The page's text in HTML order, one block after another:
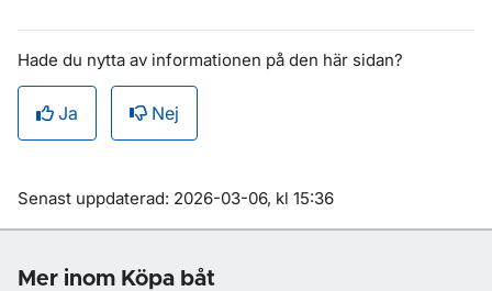
Hade du nytta av informationen på den här sidan?
Ja Nej
Om sidan
Senast uppdaterad: 2026-03-06, kl 15:36
Mer inom Köpa båt